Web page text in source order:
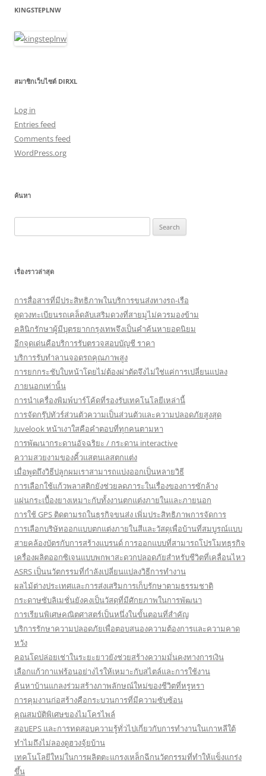
KINGSTEPLNW
สมาชิกเว็บไซต์ DIRXL
Log in
Entries feed
Comments feed
WordPress.org
ค้นหา
for:
เรื่องราวล่าสุด
การสื่อสารที่มีประสิทธิภาพในบริการขนส่งทางรถ-เรือ
ดูดวงทะเบียนรถเคล็ดลับเสริมดวงที่สายมูไม่ควรมองข้าม
คลินิกรักษาผู้มีบุตรยากกรุงเทพจึงเป็นคำค้นหายอดนิยม
อีกจุดเด่นคือบริการรับตรวจสอบบัญชี ราคา
บริการรับทำลานจอดรถคุณภาพสูง
การยกกระชับใบหน้าโดยไม่ต้องผ่าตัดจึงไม่ใช่แค่การเปลี่ยนแปลง
ภายนอกเท่านั้น
การนำเครื่องพิมพ์บาร์โค้ดที่รองรับเทคโนโลยีเหล่านี้
การจัดกรุ๊ปทัวร์ส่วนตัวความเป็นส่วนตัวและความปลอดภัยสูงสุด
Juvelook หน้าเงาใสคือคำตอบที่ทุกคนตามหา
การพัฒนากระดานอัจฉริยะ / กระดาน interactive
ความสวยงามของคิ้วแสตนเลสตกแต่ง
เมื่อพูดถึงวิธีปลูกผมเราสามารถแบ่งออกเป็นหลายวิธี
การเลือกใช้แก้วพลาสติกยังช่วยลดภาระในเรื่องของการซักล้าง
แผ่นกระเบื้องยางเหมาะกับทั้งงานตกแต่งภายในและภายนอก
การใช้ GPS ติดตามรถในธุรกิจขนส่ง เพิ่มประสิทธิภาพการจัดการ
การเลือกบริษัทออกแบบตกแต่งภายในสีและวัสดุเพื่อบ้านที่สมบูรณ์แบบ
สายคล้องบัตรกับการสร้างแบรนด์ การออกแบบที่สามารถโปรโมทธุรกิจ
เครื่องผลิตออกซิเจนแบบพกพาสะดวกปลอดภัยสำหรับชีวิตที่เคลื่อนไหว
ASRS เป็นนวัตกรรมที่กำลังเปลี่ยนแปลงวิธีการทำงาน
ผลไม้ต่างประเทศและการส่งเสริมการเก็บรักษาตามธรรมชาติ
กระดาษซับลิเมชั่นยังคงเป็นวัสดุที่มีศักยภาพในการพัฒนา
การเรียนพิเศษคณิตศาสตร์เป็นหนึ่งในขั้นตอนที่สำคัญ
บริการรักษาความปลอดภัยเพื่อตอบสนองความต้องการและความคาด
หวัง
คอนโดปล่อยเช่าในระยะยาวยังช่วยสร้างความมั่นคงทางการเงิน
เลือกแก้วกาแฟร้อนอย่างไรให้เหมาะกับสไตล์และการใช้งาน
ค้นหาบ้านแกลงร่วมสร้างภาพลักษณ์ใหม่ของชีวิตที่หรูหรา
การคุมงานก่อสร้างคือกระบวนการที่มีความซับซ้อน
คุณสมบัติพิเศษของไมโครไพล์
สอบEPS และการทดสอบความรู้ทั่วไปเกี่ยวกับการทำงานในเกาหลีใต้
ทำไมถึงไม่ลองดูฮวงจุ้ยบ้าน
เทคโนโลยีใหม่ในการผลิตตะแกรงเหล็กฉีกนวัตกรรมที่ทำให้แข็งแกร่ง
ขึ้น